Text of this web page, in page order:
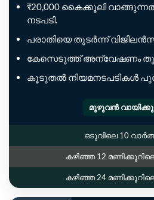
₹20,000 കൈക്കൂലി
നടപടി.
പരാതിയെ തുടർന്ന് വിജിലൻസ്
കേസെടുത്ത് അന്വേഷണം
കൂടുതൽ നിയമനടപടികൾ
മുഴുവൻ
ഒടുവിലെ 10
കഴിഞ്ഞ 12
കഴിഞ്ഞ 24